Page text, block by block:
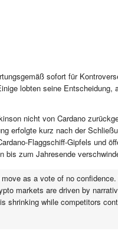
sofort für
lobten seine Entscheidung,
nicht von Cardano
erfolgte kurz nach der
Flaggschiff-Gipfels und
bis zum Jahresende
as a vote of no
markets are driven by
shrinking while competitors